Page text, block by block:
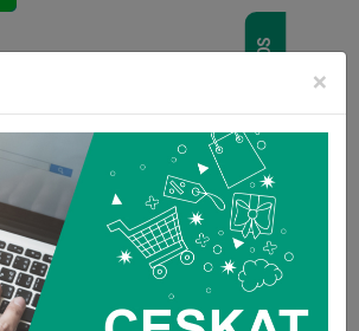
DEL VARIADOR DE
CONTÁCTANOS ×